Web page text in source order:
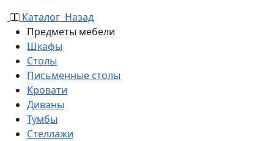
Каталог Назад
Предметы мебели
Шкафы
Столы
Письменные столы
Кровати
Диваны
Тумбы
Стеллажи